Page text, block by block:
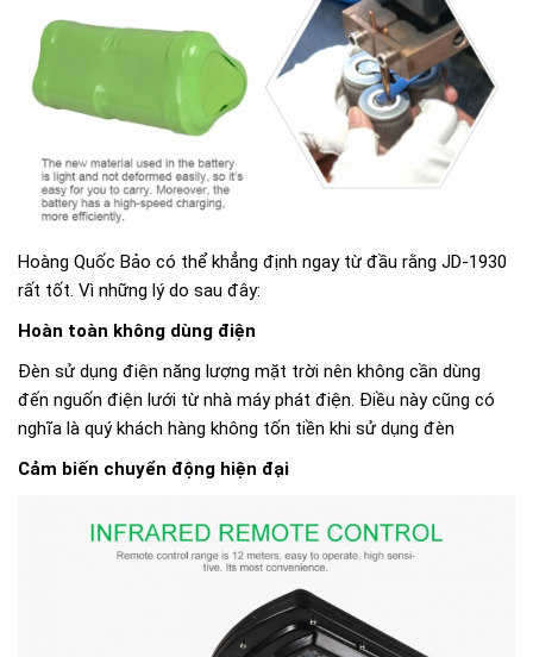
Hoàng Quốc Bảo có thể khẳng định ngay từ đầu rằng JD-1930
rất tốt. Vì những lý do sau đây:
Hoàn toàn không dùng điện
Đèn sử dụng điện năng lượng mặt trời nên không cần dùng
đến nguốn điện lưới từ nhà máy phát điện. Điều này cũng có
nghĩa là quý khách hàng không tốn tiền khi sử dụng đèn
Cảm biến chuyển động hiện đại